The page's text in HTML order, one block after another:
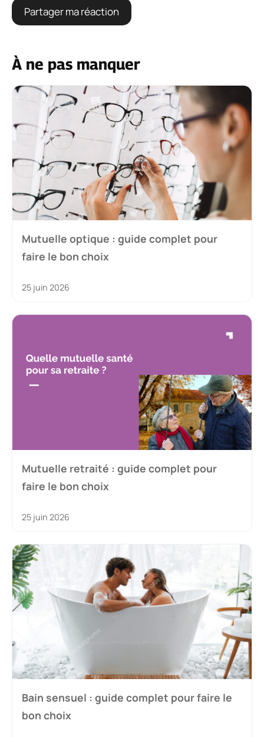
À ne pas manquer
Mutuelle optique : guide complet pour
faire le bon choix
25 juin 2026
Mutuelle retraité : guide complet pour
faire le bon choix
25 juin 2026
Bain sensuel : guide complet pour faire le
bon choix